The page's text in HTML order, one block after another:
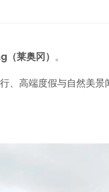
莱奥冈） 。
、高端度假与自然美